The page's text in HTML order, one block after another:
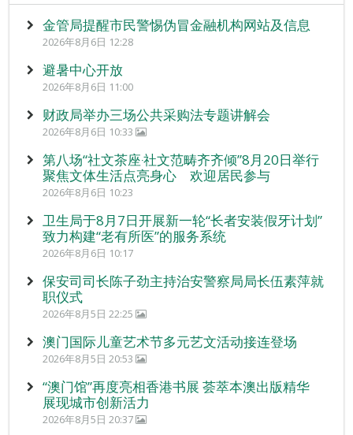
金管局提醒市民警惕伪冒金融机构网站及信息
2026年8月6日 12:28
避暑中心开放
2026年8月6日 11:00
财政局举办三场公共采购法专题讲解会
2026年8月6日 10:33
第八场“社文茶座‧社文范畴齐齐倾”8月20日举行
聚焦文体生活点亮身心 欢迎居民参与
2026年8月6日 10:23
卫生局于8月7日开展新一轮“长者安装假牙计划”
致力构建“老有所医”的服务系统
2026年8月6日 10:17
保安司司长陈子劲主持治安警察局局长伍素萍就
职仪式
2026年8月5日 22:25
澳门国际儿童艺术节多元艺文活动接连登场
2026年8月5日 20:53
“澳门馆”再度亮相香港书展 荟萃本澳出版精华
展现城市创新活力
2026年8月5日 20:37